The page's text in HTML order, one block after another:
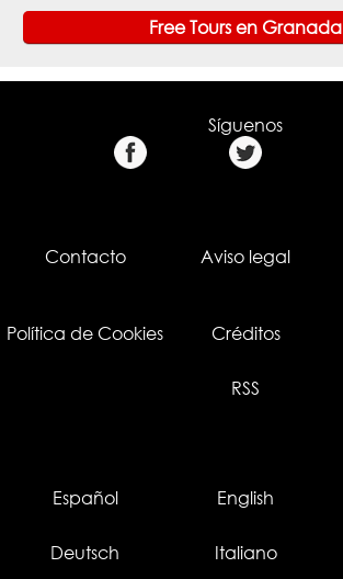
Free Tours en Granada
Síguenos
Contacto Aviso legal
Política de Cookies Créditos
RSS
Español English
Deutsch Italiano